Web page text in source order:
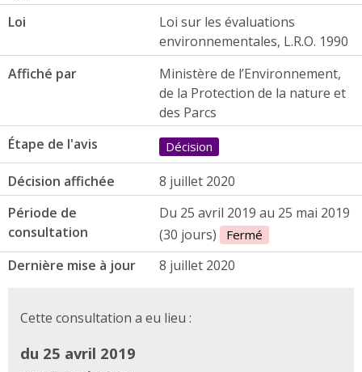
Loi
Loi sur les évaluations
environnementales, L.R.O. 1990
Affiché par
Ministère de l’Environnement,
de la Protection de la nature et
des Parcs
Étape de l'avis
Décision
Décision affichée
8 juillet 2020
Période de
consultation
Du 25 avril 2019 au 25 mai 2019
(30 jours)
Fermé
Dernière mise à jour 8 juillet 2020
Cette consultation a eu lieu :
du 25 avril 2019